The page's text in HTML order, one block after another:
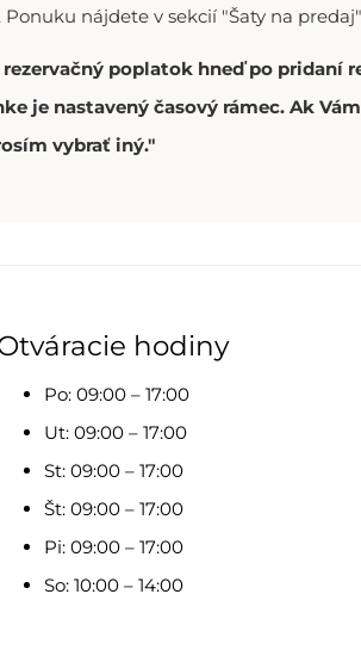
nájdete v sekcií "Šaty na
poplatok hneď po pridaní
je nastavený časový rámec. Ak
vybrať iný."
hodiny
Po: 09:00 – 17:00
Ut: 09:00 – 17:00
St: 09:00 – 17:00
Št: 09:00 – 17:00
Pi: 09:00 – 17:00
So: 10:00 – 14:00